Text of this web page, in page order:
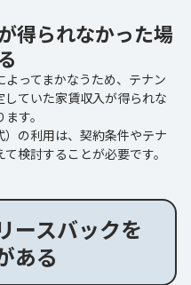
得られなかった場
ってまかなうため、テナン
していた家賃収入が得られな
す。
の利用は、契約条件やテナ
検討することが必要です。
ースバックを
ある